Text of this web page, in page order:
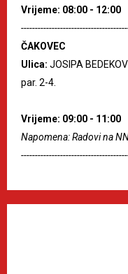
Vrijeme: 08:00 - 12:00
ČAKOVEC
Ulica: JOSIPA
par. 2-4.
Vrijeme: 09:00 - 11:00
Napomena: Radovi na